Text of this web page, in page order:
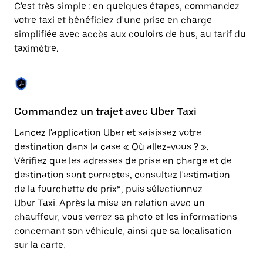
une
date.
Appuyez
sur
la
pour
fermer
calendrier.
C'est très simple : en quelques étapes, commandez
votre taxi et bénéficiez d'une prise en charge
simplifiée avec accès aux couloirs de bus, au tarif du
taximètre.
Commandez un trajet avec Uber Taxi
Lancez l'application Uber et saisissez votre
destination dans la case « Où allez-vous ? ».
Vérifiez que les adresses de prise en charge et de
destination sont correctes, consultez l'estimation
de la fourchette de prix*, puis sélectionnez
Uber Taxi. Après la mise en relation avec un
chauffeur, vous verrez sa photo et les informations
concernant son véhicule, ainsi que sa localisation
sur la carte.